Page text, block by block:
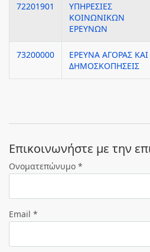
72201901
ΥΠΗΡΕΣΙΕΣ
ΚΟΙΝΩΝΙΚΩΝ
ΕΡΕΥΝΩΝ
73200000
ΕΡΕΥΝΑ ΑΓΟΡΑΣ ΚΑΙ
ΔΗΜΟΣΚΟΠΗΣΕΙΣ
Eπικοινωνήστε με την
Ονοματεπώνυμο *
Email *